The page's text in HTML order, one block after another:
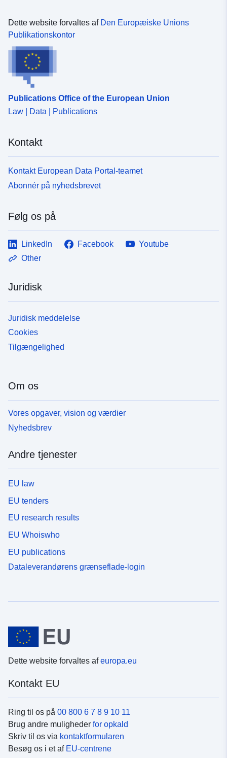
Dette website forvaltes af Den Europæiske Unions
Publikationskontor
Publications Office of the European Union
Law | Data | Publications
Kontakt
Kontakt European Data Portal-teamet
Abonnér på nyhedsbrevet
Følg os på
LinkedIn Facebook
Youtube
Other
Juridisk
Juridisk meddelelse
Cookies
Tilgængelighed
Om os
Vores opgaver, vision og værdier
Nyhedsbrev
Andre tjenester
EU law
EU tenders
EU research results
EU Whoiswho
EU publications
Dataleverandørens grænseflade-login
Dette website forvaltes afeuropa.eu
Kontakt EU
Ring til os på 00 800 6 7 8 9 10 11
Brug andre muligheder for opkald
Skriv til os via kontaktformularen
Besøg os i et af EU-centrene